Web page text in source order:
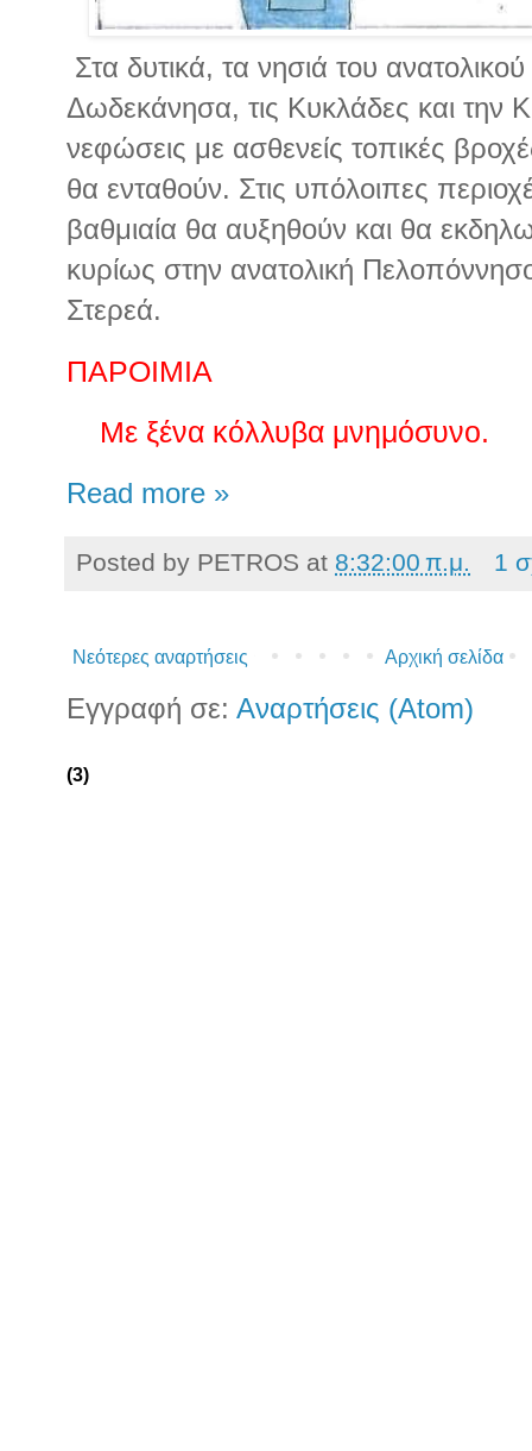
Στα δυτικά, τα νησιά του ανατολικού
Δωδεκάνησα, τις Κυκλάδες και την
νεφώσεις με ασθενείς τοπικές
θα ενταθούν. Στις υπόλοιπες
βαθμιαία θα αυξηθούν και θα
κυρίως στην ανατολική
Στερεά.
ΠΑΡΟΙΜΙΑ
Με ξένα κόλλυβα μνημόσυνο.
Read more »
Posted by PETROS at 8:32:00 π.μ. 1
Νεότερες αναρτήσεις Αρχική σελίδα
Εγγραφή σε: Αναρτήσεις (Atom)
(3)